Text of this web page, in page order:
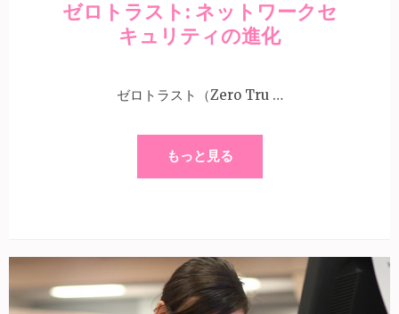
ゼロトラスト: ネットワークセ
キュリティの進化
ゼロトラスト（Zero Tru …
もっと見る